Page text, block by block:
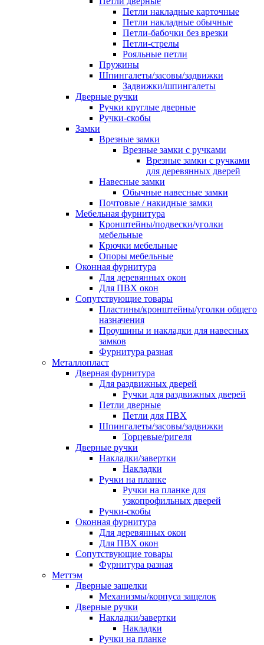
Петли накладные карточные
Петли накладные обычные
Петли-бабочки без врезки
Петли-стрелы
Рояльные петли
Пружины
Шпингалеты/засовы/задвижки
Задвижки/шпингалеты
Дверные ручки
Ручки круглые дверные
Ручки-скобы
Замки
Врезные замки
Врезные замки с ручками
Врезные замки с ручками
для деревянных дверей
Навесные замки
Обычные навесные замки
Почтовые / накидные замки
Мебельная фурнитура
Кронштейны/подвески/уголки
мебельные
Крючки мебельные
Опоры мебельные
Оконная фурнитура
Для деревянных окон
Для ПВХ окон
Сопутствующие товары
Пластины/кронштейны/уголки общего
назначения
Проушины и накладки для навесных
замков
Фурнитура разная
Металлопласт
Дверная фурнитура
Для раздвижных дверей
Ручки для раздвижных дверей
Петли дверные
Петли для ПВХ
Шпингалеты/засовы/задвижки
Торцевые/ригеля
Дверные ручки
Накладки/завертки
Накладки
Ручки на планке
Ручки на планке для
узкопрофильных дверей
Ручки-скобы
Оконная фурнитура
Для деревянных окон
Для ПВХ окон
Сопутствующие товары
Фурнитура разная
Меттэм
Дверные защелки
Механизмы/корпуса защелок
Дверные ручки
Накладки/завертки
Накладки
Ручки на планке